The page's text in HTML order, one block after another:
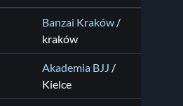
Banzai Kraków /
kraków
Akademia BJJ /
Kielce